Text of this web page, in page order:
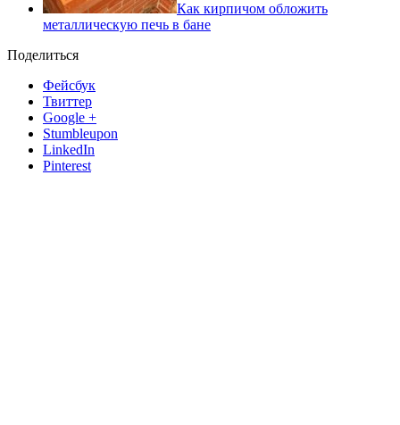
Как кирпичом обложить
металлическую печь в бане
Поделиться
Фейсбук
Твиттер
Google +
Stumbleupon
LinkedIn
Pinterest